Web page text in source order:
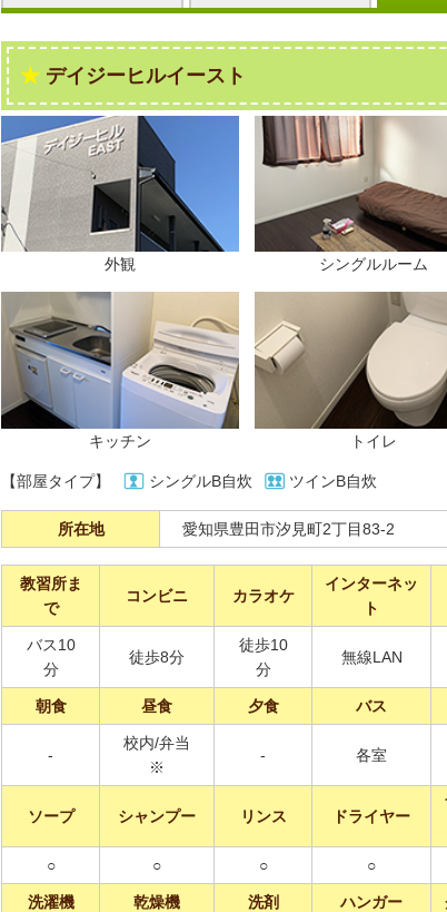
デイジーヒルイースト
外観 シングルルーム
キッチン トイレ
【部屋タイプ】 シングルB自炊 ツインB自炊
所在地 愛知県豊田市汐見町2丁目83-2
教習所ま
で
コンビニ カラオケ
インターネッ
ト
バス10
分
徒歩8分
徒歩10
分
無線LAN
朝食 昼食 夕食 バス
-
校内/弁当
※
- 各室
ソープ シャンプー リンス ドライヤー
○ ○ ○ ○
洗濯機 乾燥機 洗剤 ハンガー